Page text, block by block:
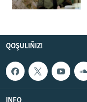
QOŞULIÑIZ!
INFO